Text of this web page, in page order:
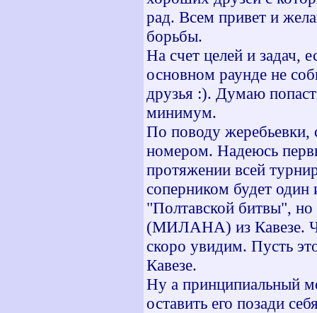
рад. Всем привет и
борьбы.
На счет целей и задач,
основном раунде не
друзья :). Думаю
минимум.
По поводу
номером. Надеюсь
протяжении всей
соперником будет
"Полтавской битвы",
(МИЛАНА) из Кавезе.
скоро увидим. Пусть
Кавезе.
Ну а принципиальный
оставить его позади